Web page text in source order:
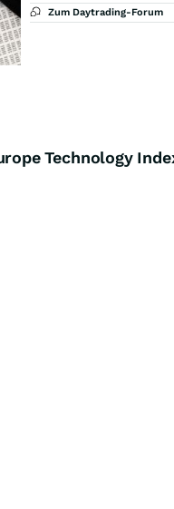
Zum Daytrading-Forum
Technology